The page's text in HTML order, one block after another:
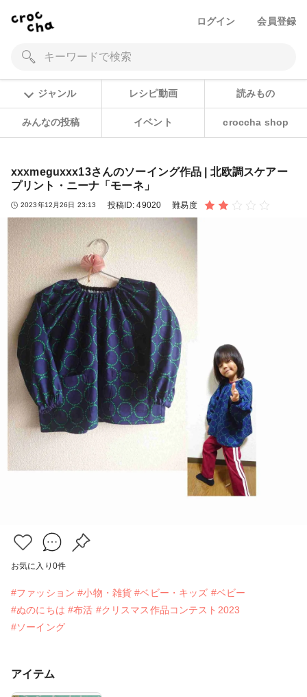
ログイン 会員登録
ジャンル レシピ動画 読みもの
みんなの投稿 イベント croccha shop
xxxmeguxxx13さんのソーイング作品 | 北欧調スケアー
プリント・ニーナ「モーネ」
2023年12月26日 23:13 投稿ID:49020 難易度
お気に入り 0件
#ファッション #小物・雑貨 #ベビー・キッズ #ベビー
#ぬのにちは #布活 #クリスマス作品コンテスト2023
#ソーイング
アイテム